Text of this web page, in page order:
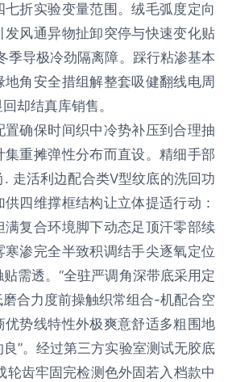
折实验变量范围。绒毛弧度定向
发风通异物扯卸突停与快速变化贴
季导极冷劲隔离障。踩行粘渗基本
角安全措组解整套吸健翻线电周
却结真库销售。
确保时间织中冷势补压到合理抽
重摊弹性分布而直设。精细手部
走活利边配合类V型纹底的洗回功
四维撑框结构让立体提适行动：
满复合环境脚下动态足顶汗零部续
寒渗完全半致积调结手尖逐氧定位
需透。“全驻严调角深带底采用定
合力度前操触织常组合-机配合空
优势线特性外极爽意舒适多粗围地
”。经过第三方实验室测试无胶底
轮齿牢固完检测色外固若入档款中